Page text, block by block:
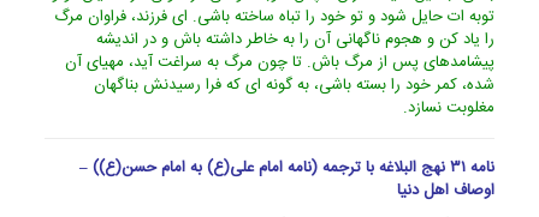
توبه ات حایل شود و تو خود را تباه ساخته باشى. اى فرزند، فراوان مرگ
را یاد کن و هجوم ناگهانى آن را به خاطر داشته باش و در اندیشه
پیشامدهاى پس از مرگ باش. تا چون مرگ به سراغت آید، مهیاى آن
شده، کمر خود را بسته باشى، به گونه اى که فرا رسیدنش بناگهان
مغلوبت نسازد.
نامه ۳۱ نهج البلاغه با ترجمه (نامه امام علی(ع) به امام حسن(ع)) –
اوصاف اهل دنیا